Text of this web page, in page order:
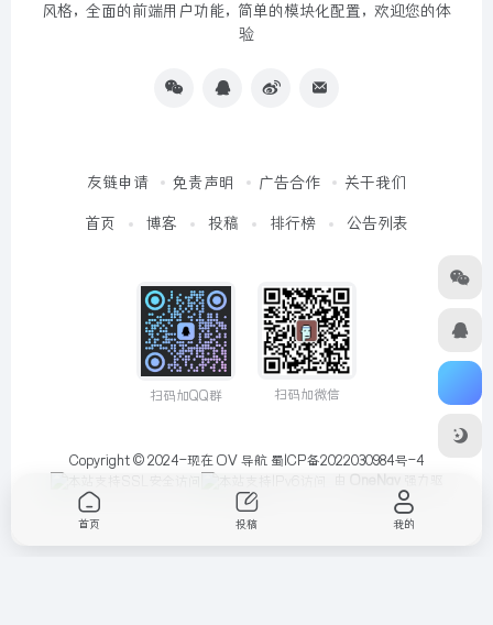
风格，全面的前端用户功能，简单的模块化配置，欢迎您的体
验
友链申请 免责声明 广告合作 关于我们
首页 博客 投稿 排行榜 公告列表
扫码加QQ群 扫码加微信
Copyright © 2024-现在 OV 导航 蜀ICP备2022030984号-4
动
首页 投稿 我的